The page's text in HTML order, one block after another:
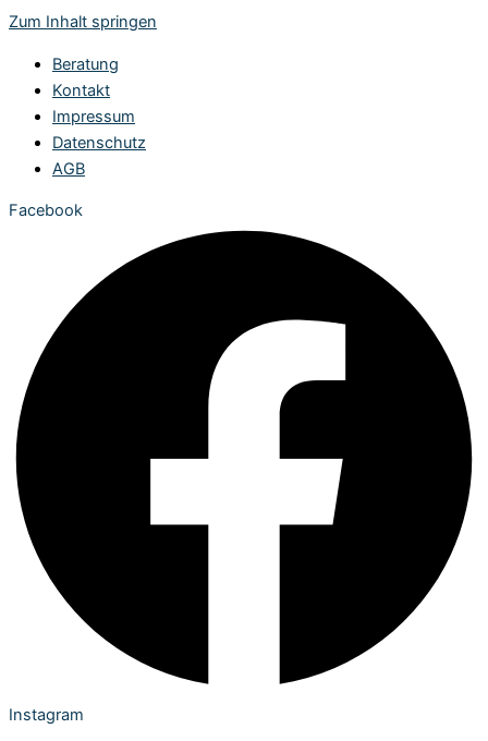
Zum Inhalt springen
Beratung
Kontakt
Impressum
Datenschutz
AGB
Facebook
Instagram